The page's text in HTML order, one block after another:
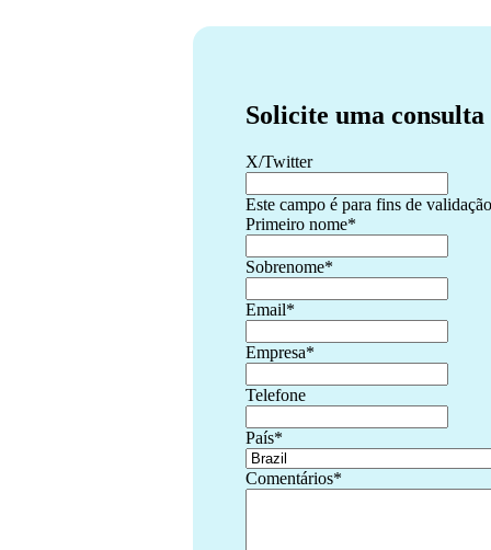
Solicite uma consulta
X/Twitter
Este campo é para fins de
Primeiro nome*
Sobrenome*
Email*
Empresa*
Telefone
País*
Comentários*